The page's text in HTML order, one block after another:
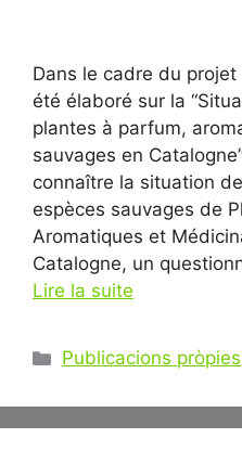
Dans le cadre du projet
été élaboré sur la
plantes à parfum,
sauvages en
connaître la situation
espèces sauvages de
Aromatiques et
Catalogne, un
Lire la suite
Catégories
Publicacions pròpies